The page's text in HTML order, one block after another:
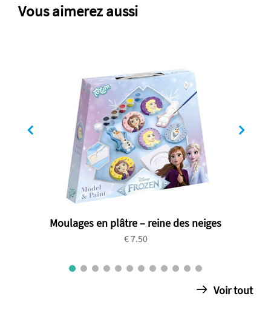
Vous aimerez aussi
Moulages en plâtre – reine des neiges
€ 7.50
Voir tout